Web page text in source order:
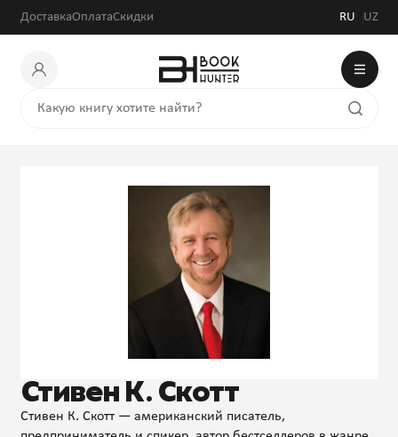
ДоставкаОплатаСкидки RU UZ
Стивен К. Скотт
Стивен К. Скотт — американский писатель,